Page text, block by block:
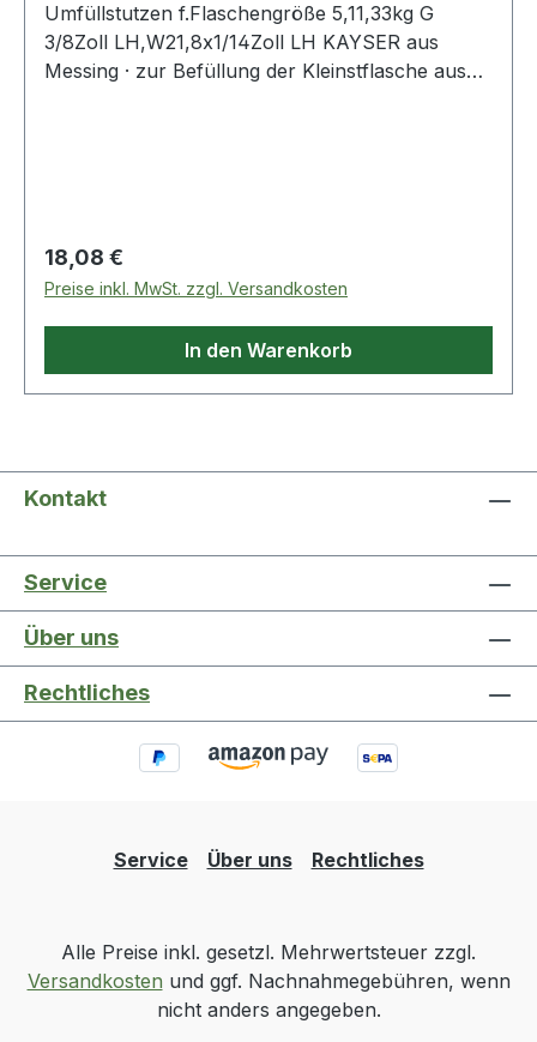
Umfüllstutzen f.Flaschengröße 5,11,33kg G
3/8Zoll LH,W21,8x1/14Zoll LH KAYSER aus
Messing · zur Befüllung der Kleinstflasche aus
Regulärer Preis:
18,08 €
Preise inkl. MwSt. zzgl. Versandkosten
In den Warenkorb
Kontakt
Service
Über uns
Rechtliches
Service Über uns Rechtliches
Alle Preise inkl. gesetzl. Mehrwertsteuer zzgl.
Versandkosten und ggf. Nachnahmegebühren, wenn
nicht anders angegeben.